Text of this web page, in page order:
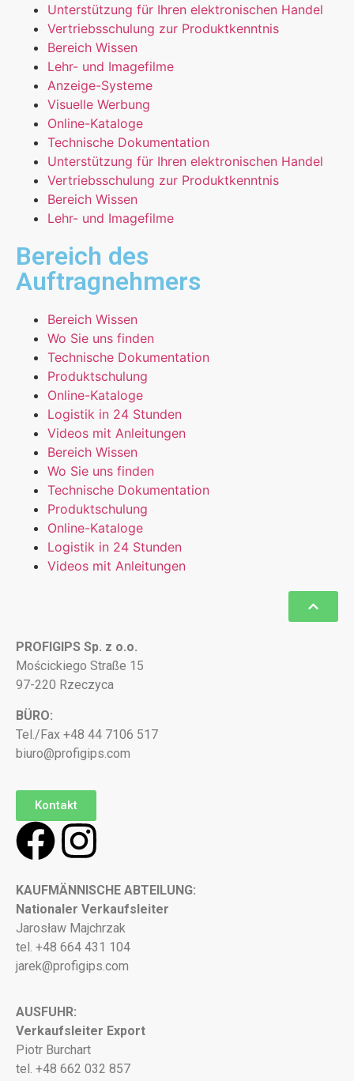
Unterstützung für Ihren elektronischen Handel
Vertriebsschulung zur Produktkenntnis
Bereich Wissen
Lehr- und Imagefilme
Anzeige-Systeme
Visuelle Werbung
Online-Kataloge
Technische Dokumentation
Unterstützung für Ihren elektronischen Handel
Vertriebsschulung zur Produktkenntnis
Bereich Wissen
Lehr- und Imagefilme
Bereich des
Auftragnehmers
Bereich Wissen
Wo Sie uns finden
Technische Dokumentation
Produktschulung
Online-Kataloge
Logistik in 24 Stunden
Videos mit Anleitungen
Bereich Wissen
Wo Sie uns finden
Technische Dokumentation
Produktschulung
Online-Kataloge
Logistik in 24 Stunden
Videos mit Anleitungen
PROFIGIPS Sp. z o.o.
Mościckiego Straße 15
97-220 Rzeczyca
BÜRO:
Tel./Fax +48 44 7106 517
biuro@profigips.com
Kontakt
KAUFMÄNNISCHE ABTEILUNG:
Nationaler Verkaufsleiter
Jarosław Majchrzak
tel. +48 664 431 104
jarek@profigips.com
AUSFUHR:
Verkaufsleiter Export
Piotr Burchart
tel. +48 662 032 857